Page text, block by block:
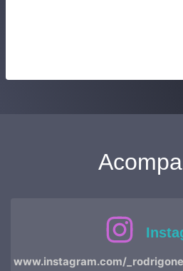
www.instagram.com/